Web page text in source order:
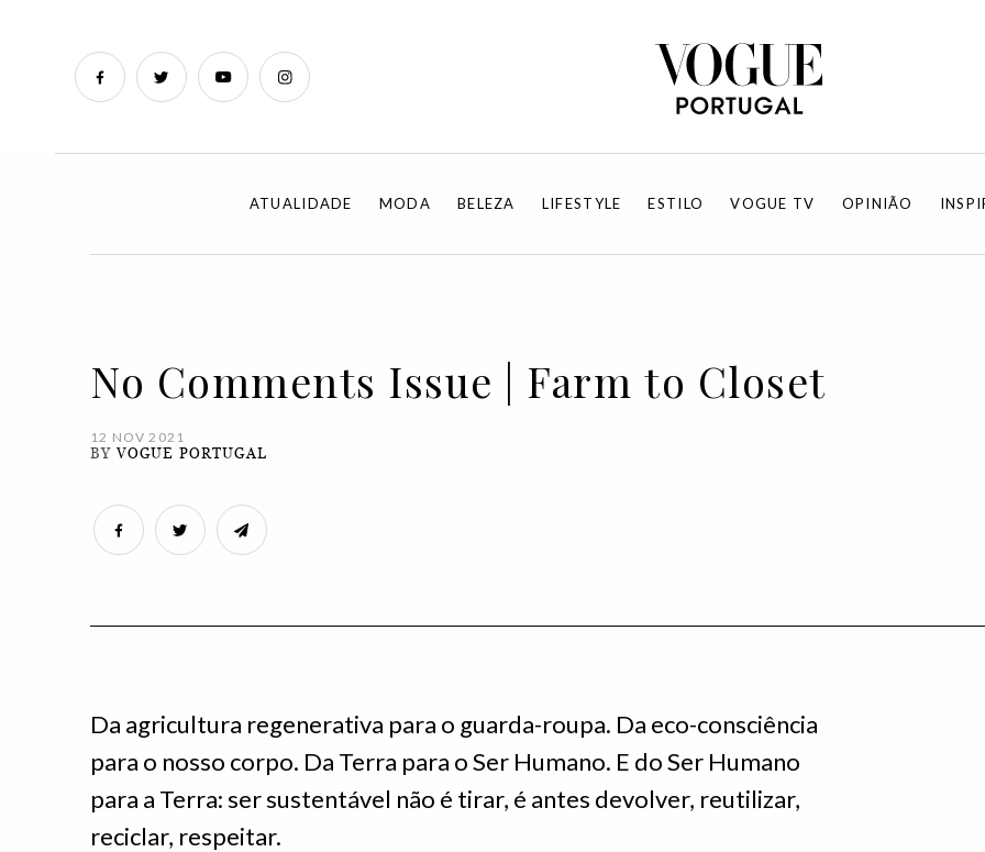
ATUALIDADE MODA BELEZA LIFESTYLE ESTILO VOGUE TV OPINIÃO
No Comments Issue | Farm to Closet
12 NOV 2021
BYVOGUE PORTUGAL
Da agricultura regenerativa para o guarda-roupa. Da eco-consciência
para o nosso corpo. Da Terra para o Ser Humano. E do Ser Humano
para a Terra: ser sustentável não é tirar, é antes devolver, reutilizar,
reciclar, respeitar.